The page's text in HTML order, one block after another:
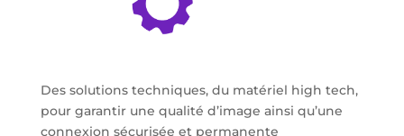
Des solutions techniques, du matériel high tech,
pour garantir une qualité d’image ainsi qu’une
connexion sécurisée et permanente